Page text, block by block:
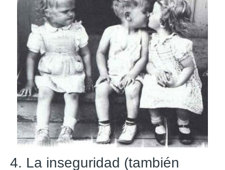
4. La inseguridad (también